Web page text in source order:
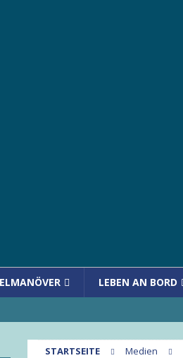
LEBEN AN BORD
STARTSEITE Medien